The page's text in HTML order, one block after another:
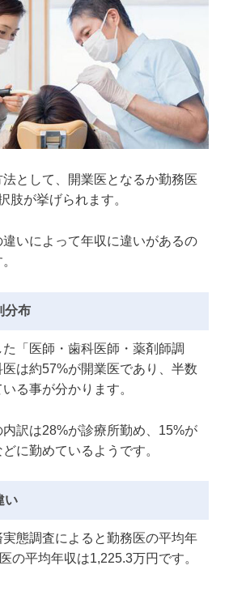
として、開業医となるか勤務医
肢が挙げられます。
いによって年収に違いがあるの
分布
「医師・歯科医師・薬剤師調
は約57%が開業医であり、半数
る事が分かります。
訳は28%が診療所勤め、15%が
に勤めているようです。
い
態調査によると勤務医の平均年
の平均年収は1,225.3万円です。